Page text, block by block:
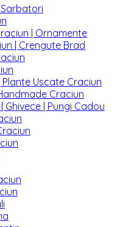
| Ornamente
| Crengute Brad
Uscate Craciun
Craciun
Ghivece | Pungi Cadou